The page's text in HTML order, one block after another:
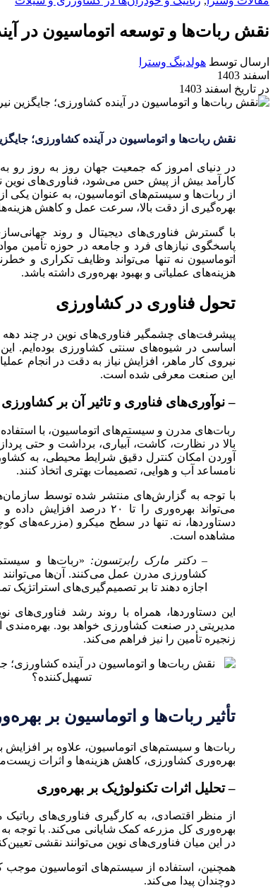
نقش ربات‌ها و توسعه اتوماسیون در
ارسال توسط هولدینگ وسترا
اسفند 1403
در تاریخ اسفند 1403
نقش ربات‌ها و اتوماسیون در آینده کشاورزی؛
در دنیای امروز که جمعیت جهان روز به روز رو
کارآمد بیش از پیش حس می‌شود، فناوری‌های نوین
از ربات‌ها و سیستم‌های اتوماسیون، به عنوان یکی
بهره‌گیری از دقت بالا، سرعت عمل و کاهش هزینه‌های
با گسترش فناوری‌های دیجیتال و روند
پاسخگوی نیازهای فرد و جامعه در حوزه تأمین
اتوماسیون نه تنها می‌تواند وظایف تکراری و
هزینه‌های عملیاتی و بهبود بهره‌وری داشته باشد.
تحول فناوری در کشاورزی
پیشرفت‌های چشمگیر فناوری‌های نوین در چند دهه
اساسی در شیوه‌های سنتی کشاورزی بوده‌ایم.
نیروی کار ماهر، افزایش نیاز به دقت در انجام
این صنعت معرفی شده است.
– نوآوری‌های فناوری و تاثیر آن بر کشاورزی
ربات‌های مدرن و سیستم‌های اتوماسیون، با
بالا در نظارت، کاشت، آبیاری، برداشت و حتی
آوردن امکان کنترل دقیق شرایط محیطی، به
نامساعد آب و هوایی، تصمیمات بهتری اتخاذ کنند.
با توجه به گزارش‌های منتشر شده توسط
دستاوردها، نه تنها در سطح میکرو
مشاهده است.
– دکتر مارک رابرتسون: «ربات‌ها و
کشاورزی مدرن عمل می‌کنند. آن‌ها می‌توانند
اجازه دهند تا بر تصمیم‌گیری‌های استراتژیک
این دستاوردها، همراه با روند رشد فناوری‌های
مدیریتی در صنعت کشاورزی خواهد بود. بهره‌مندی
زنجیره تأمین را نیز فراهم می‌کند.
تأثیر ربات‌ها و اتوماسیون بر
ربات‌ها و سیستم‌های اتوماسیون، علاوه بر
بهره‌وری کشاورزی، کاهش هزینه‌ها و اثرات
– تحلیل اثرات تکنولوژیک بر بهره‌وری
از منظر اقتصادی، به کارگیری فناوری‌های
در این میان فناوری‌های نوین می‌توانند نقشی
همچنین، استفاده از سیستم‌های اتوماسیون
دوچندان پیدا می‌کند.